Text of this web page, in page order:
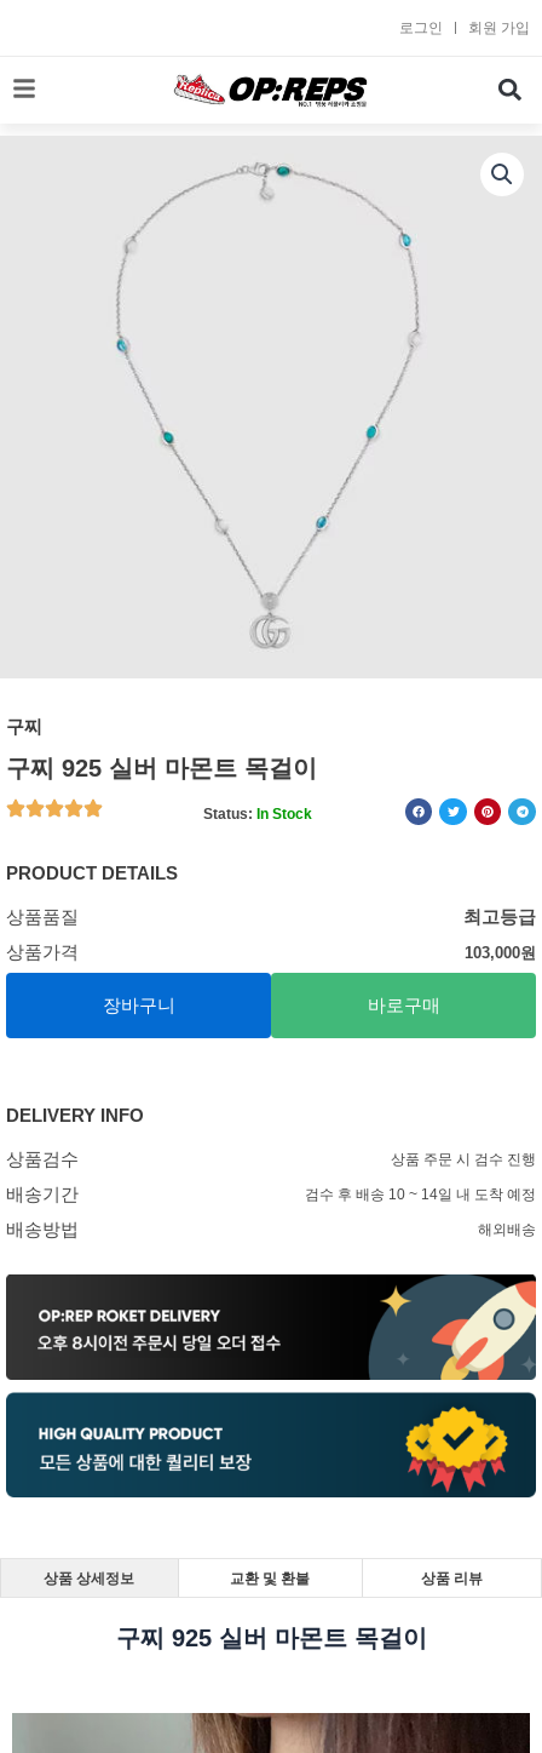
로
로그인 회원 가입
구찌
구찌 925 실버 마몬트 목걸이
Status: In Stock
PRODUCT DETAILS
상품품질
최고등급
상품가격
103,000원
장바구니 바로구매
DELIVERY INFO
상품검수 상품 주문 시 검수 진행
배송기간 검수 후 배송 10 ~ 14일 내 도착 예정
배송방법 해외배송
상품 상세정보 교환 및 환불 상품 리뷰
구찌 925 실버 마몬트 목걸이